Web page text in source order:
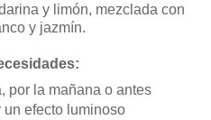
y limón, mezclada con
y jazmín.
por la mañana o antes
efecto luminoso